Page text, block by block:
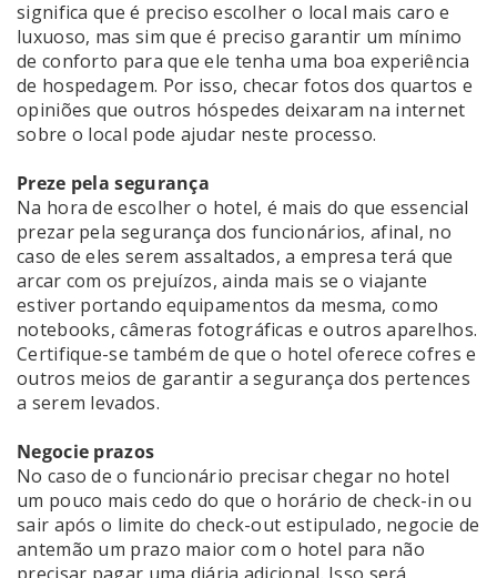
significa que é preciso escolher o local mais caro e
luxuoso, mas sim que é preciso garantir um mínimo
de conforto para que ele tenha uma boa experiência
de hospedagem. Por isso, checar fotos dos quartos e
opiniões que outros hóspedes deixaram na internet
sobre o local pode ajudar neste processo.
Preze pela segurança
Na hora de escolher o hotel, é mais do que essencial
prezar pela segurança dos funcionários, afinal, no
caso de eles serem assaltados, a empresa terá que
arcar com os prejuízos, ainda mais se o viajante
estiver portando equipamentos da mesma, como
notebooks, câmeras fotográficas e outros aparelhos.
Certifique-se também de que o hotel oferece cofres e
outros meios de garantir a segurança dos pertences
a serem levados.
Negocie prazos
No caso de o funcionário precisar chegar no hotel
um pouco mais cedo do que o horário de check-in ou
sair após o limite do check-out estipulado, negocie de
antemão um prazo maior com o hotel para não
precisar pagar uma diária adicional. Isso será